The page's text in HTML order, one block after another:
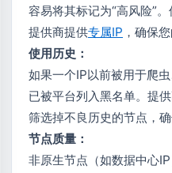
容易将其标记为“高风险”
提供商提供专属IP ，确保
使用历史：
如果一个IP以前被用于爬
已被平台列入黑名单。提
筛选掉不良历史的节点，
节点质量：
非原生节点（如数据中心